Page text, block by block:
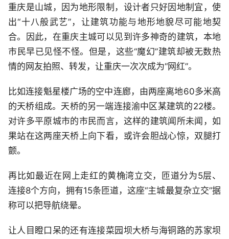
重庆是山城，因为地形限制，设计者只好因地制宜，使
出“十八般武艺”，让建筑功能与地形地貌尽可能地契
合。因此，在重庆主城可以见到许多神奇的建筑，本地
市民早已见怪不怪。但是，这些“魔幻”建筑却被无数热
情的网友拍照、转发，让重庆一次次成为“网红”。
比如连接魁星楼广场的空中连廊，由两座离地60多米高
的天桥组成。天桥的另一端连接渝中区某建筑的22楼。
对许多平原城市的市民而言，这样的建筑闻所未闻，如
果站在这两座天桥上向下看，或许会胆战心惊，双腿打
颤。
再比如最近在网上走红的黄桷湾立交，匝道分为5层、
连接8个方向，拥有15条匝道，这座“主城最复杂立交”据
称可以把导航绕晕。
让人目瞪口呆的还有连接菜园坝大桥与海铜路的苏家坝